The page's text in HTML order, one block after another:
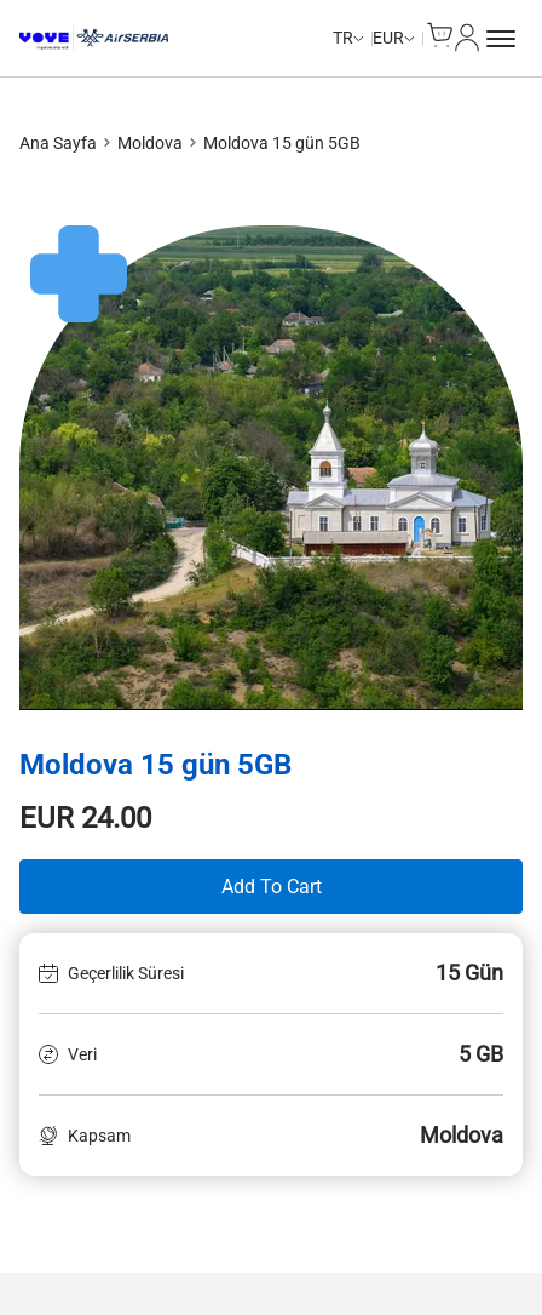
TR EUR
Ana Sayfa Moldova Moldova 15 gün 5GB
Moldova 15 gün 5GB
EUR24.00
Add To Cart
Geçerlilik Süresi 15 Gün
Veri 5 GB
Kapsam Moldova